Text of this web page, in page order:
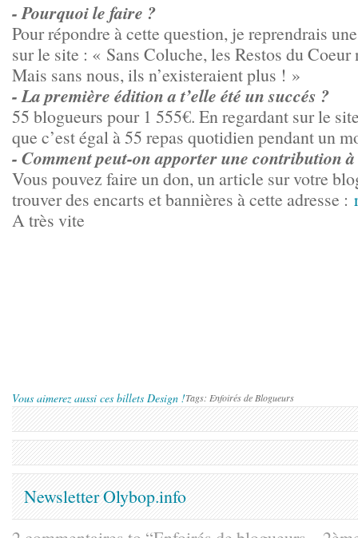
- Pourquoi le faire ?
Pour répondre à cette question, je reprendrais
sur le site : « Sans Coluche, les Restos du
Mais sans nous, ils n’existeraient plus ! »
- La première édition a t’elle été un succés ?
55 blogueurs pour 1 555€. En regardant sur le
que c’est égal à 55 repas quotidien pendant un
- Comment peut-on apporter une contribution
Vous pouvez faire un don, un article sur votre
trouver des encarts et bannières à cette adresse :
A très vite
Vous aimerez aussi ces billets Design !Tags: Enfoirés de Blogueurs
Newsletter Olybop.info